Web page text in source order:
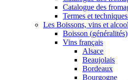
Catalogue des
Termes et
Les Boissons, vins et
Boisson (généralités)
Vins français
Alsace
Beaujolais
Bordeaux
Bourgogne